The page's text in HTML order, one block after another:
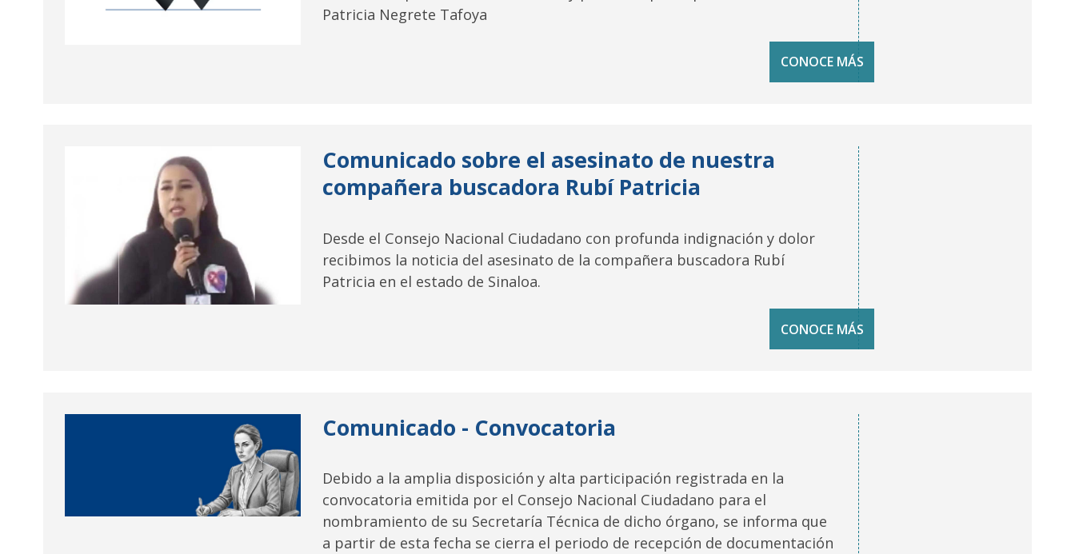
Patricia Negrete Tafoya
CONOCE MÁS
Comunicado sobre el asesinato de nuestra
compañera buscadora Rubí Patricia
Desde el Consejo Nacional Ciudadano con profunda indignación y dolor
recibimos la noticia del asesinato de la compañera buscadora Rubí
Patricia en el estado de Sinaloa.
CONOCE MÁS
Comunicado - Convocatoria
Debido a la amplia disposición y alta participación registrada en la
convocatoria emitida por el Consejo Nacional Ciudadano para el
nombramiento de su Secretaría Técnica de dicho órgano, se informa que
a partir de esta fecha se cierra el periodo de recepción de documentación